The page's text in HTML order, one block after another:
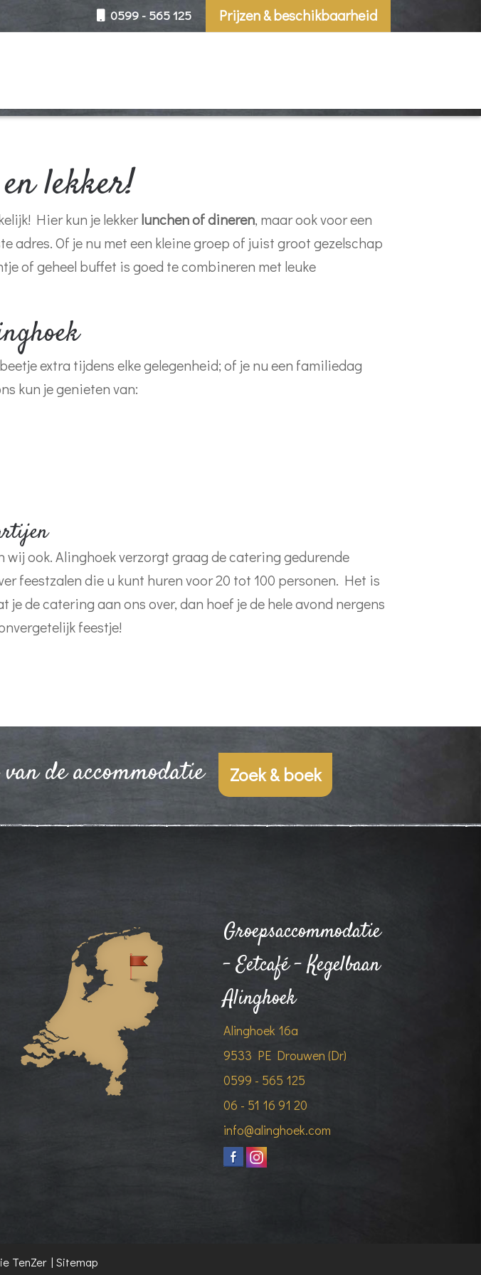
Prijzen & beschikbaarheid
0599 - 565 125
lekker!
Hier kun je lekkerlunchen of dineren, maar ook voor een
Of je nu met een kleine groep of juist groot gezelschap
of geheel buffet is goed te combineren met leuke
extra tijdens elke gelegenheid; of je nu een familiedag
kun je genieten van:
ook. Alinghoek verzorgt graag de catering gedurende
feestzalen die u kunt huren voor 20 tot 100 personen. Het is
de catering aan ons over, dan hoef je de hele avond nergens
feestje!
de accommodatie Zoek & boek
Groepsaccommodatie
- Eetcafé - Kegelbaan
Alinghoek
Alinghoek 16a
9533 PE Drouwen (Dr)
0599 - 565 125
06 - 51 16 91 20
info@alinghoek.com
TenZer| Sitemap